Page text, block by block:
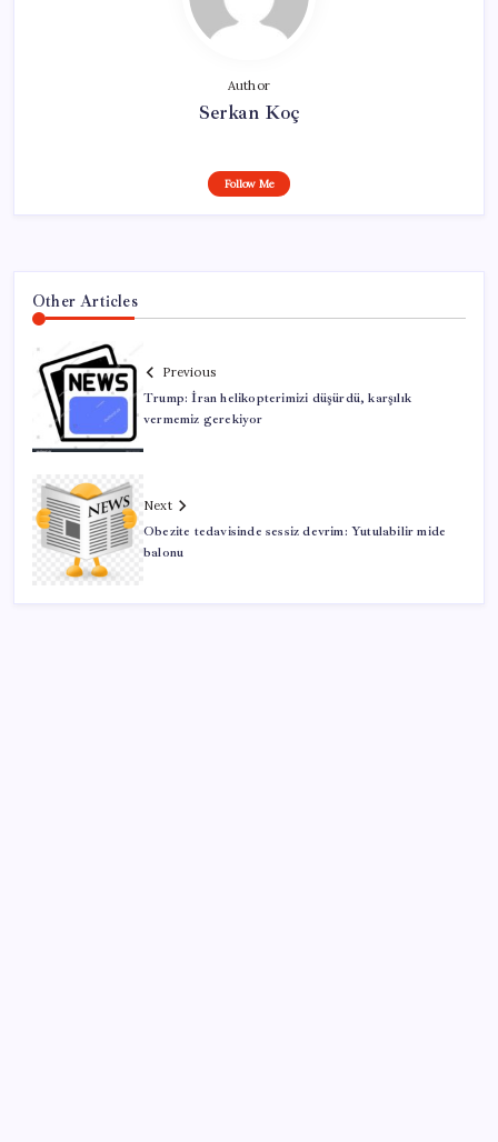
Author
Serkan Koç
Follow Me
Other Articles
Previous
Trump: İran helikopterimizi düşürdü, karşılık
vermemiz gerekiyor
Next
Obezite tedavisinde sessiz devrim: Yutulabilir mide
balonu